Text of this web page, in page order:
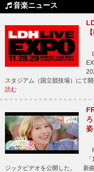
音楽ニュース
スタジアム（国立競技場）に
読む
姿
ジックビデオを公開した。 新